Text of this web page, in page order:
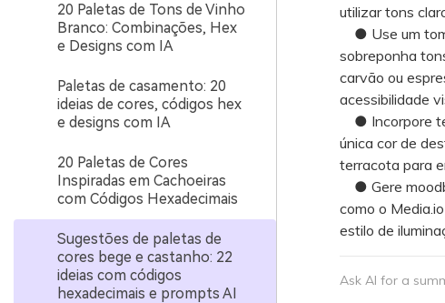
20 Paletas de Tons de Vinho
Branco: Combinações, Hex
e Designs com IA
Paletas de casamento: 20
ideias de cores, códigos hex
e designs com IA
20 Paletas de Cores
Inspiradas em Cachoeiras
com Códigos Hexadecimais
Sugestões de paletas de
cores bege e castanho: 22
ideias com códigos
hexadecimais e prompts AI
utilizar tons
● Use um tom
sobreponha
carvão ou
acessibilidade
● Incorpore
única cor de
terracota para
● Gere
como o
estilo de
Ask AI for a